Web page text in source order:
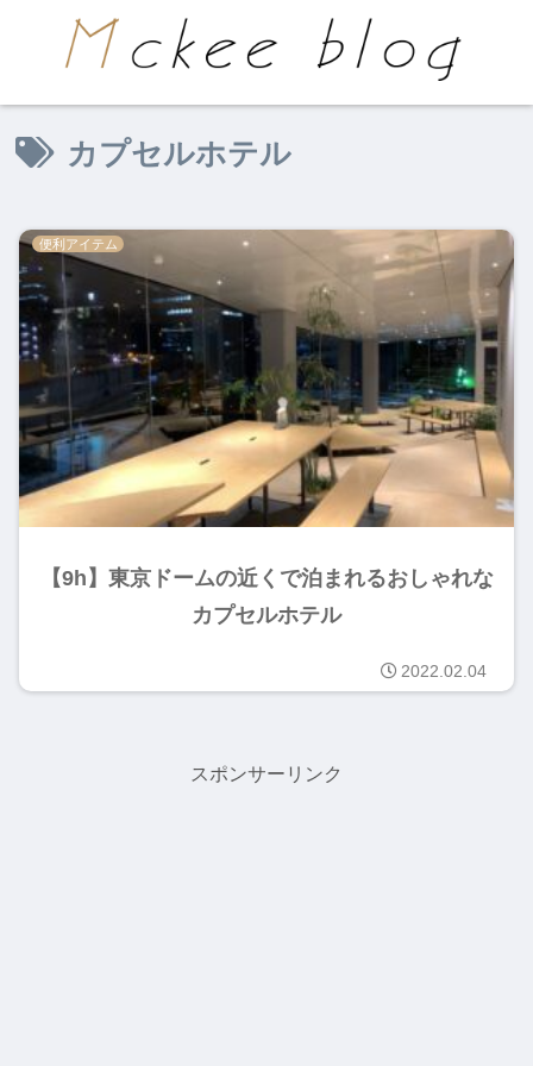
カプセルホテル
便利アイテム
【9h】東京ドームの近くで泊まれるおしゃれな
カプセルホテル
2022.02.04
スポンサーリンク